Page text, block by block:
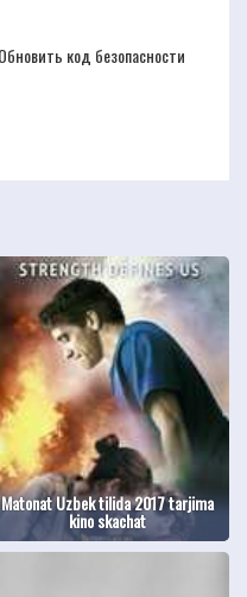
Matonat Uzbek tilida 2017 tarjima
kino skachat